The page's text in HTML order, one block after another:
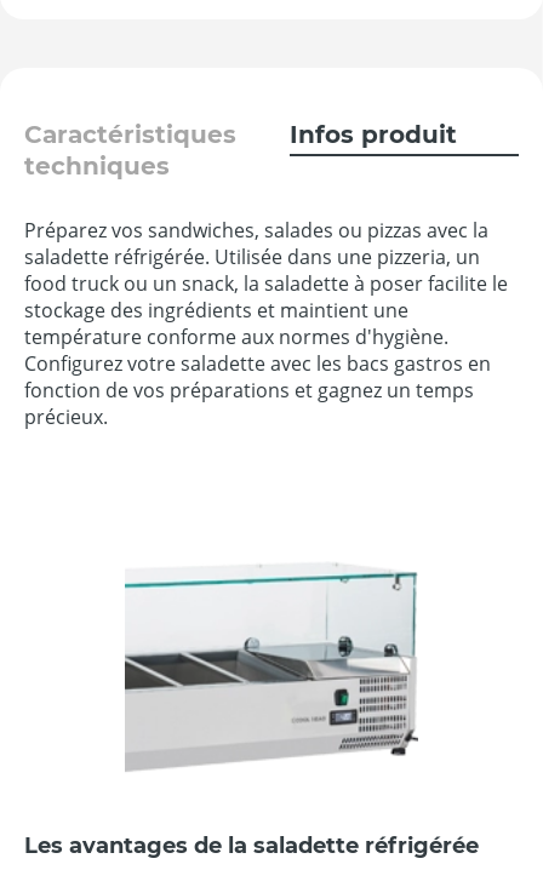
Caractéristiques
techniques
Infos produit
Préparez vos sandwiches, salades ou pizzas avec la
saladette réfrigérée. Utilisée dans une pizzeria, un
food truck ou un snack, la saladette à poser facilite le
stockage des ingrédients et maintient une
température conforme aux normes d'hygiène.
Configurez votre saladette avec les bacs gastros en
fonction de vos préparations et gagnez un temps
précieux.
Les avantages de la saladette réfrigérée